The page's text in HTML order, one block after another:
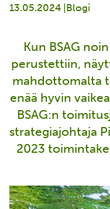
13.05.2024 | Blogi
Kun BSAG
perustettiin,
mahdottomalta
enää hyvin
BSAG:n
strategiajohtaja
2023